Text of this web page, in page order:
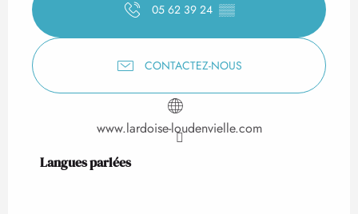
05 62 39 24 ▒▒
CONTACTEZ-NOUS
www.lardoise-loudenvielle.com
Langues parlées
Langues parlées